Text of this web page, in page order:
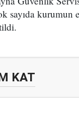
sayıda kurumun
KAT